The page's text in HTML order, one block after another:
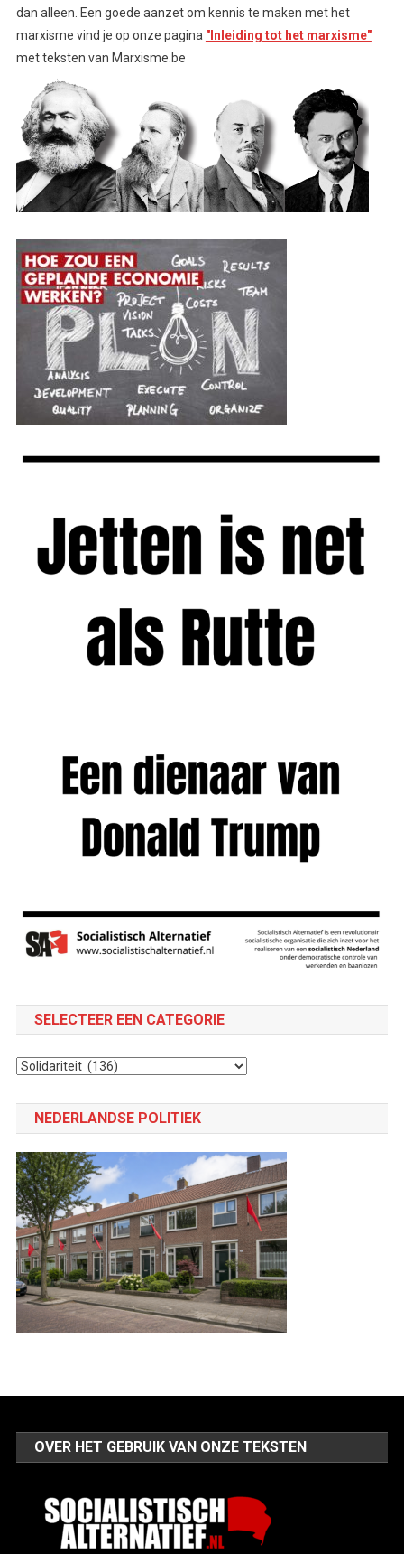
dan alleen. Een goede aanzet om kennis te maken met het
marxisme vind je op onze pagina "Inleiding tot het marxisme"
met teksten van Marxisme.be
SELECTEER EEN CATEGORIE
Selecteer
categorie
NEDERLANDSE POLITIEK
OVER HET GEBRUIK VAN ONZE TEKSTEN